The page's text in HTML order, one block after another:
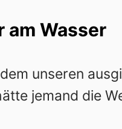
am Wasser
unseren
jemand die